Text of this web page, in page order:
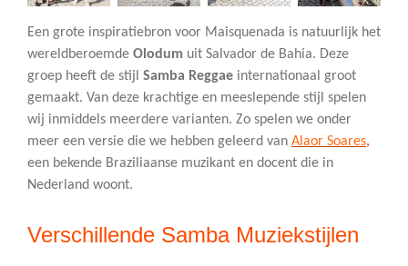
Een grote inspiratiebron voor Maisquenada is natuurlijk het
wereldberoemde Olodum uit Salvador de Bahia. Deze
groep heeft de stijl Samba Reggae internationaal groot
gemaakt. Van deze krachtige en meeslepende stijl spelen
wij inmiddels meerdere varianten. Zo spelen we onder
meer een versie die we hebben geleerd van Alaor Soares,
een bekende Braziliaanse muzikant en docent die in
Nederland woont.
Verschillende Samba Muziekstijlen